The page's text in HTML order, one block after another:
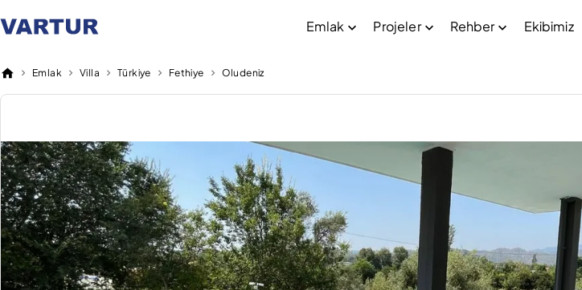
Emlak Projeler Rehber Ekibimiz
Emlak Villa Türkiye Fethiye Oludeniz